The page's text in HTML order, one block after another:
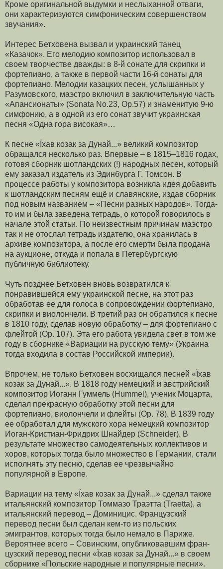
Кроме оригинальной вы­думки и неслыханной отваги,
они характеризуются симфоническим совершенством
зву­чания».
Интерес Бетховена вызвал и украинский танец
«Казачок». Его мелодию композитор использовал в
своем творчестве дважды: в 8-й сонате для скрипки и
фортепиано, а также в первой части 16-й сонаты для
фортепиано. Мелодии казацких песен, услышанных у
Разумовского, маэстро включил в заключительную часть
«Апансионаты» (Sonata No.23, Op.57) и знаменитую 9-ю
симфонию, а в одной из его сонат звучит украинская
песня «Одна гора високая»…
К песне «Їхав козак за Дунай...» великий композитор
обращался несколько раз. Впервые – в 1815–1816 годах,
готовя сборник шотландских (!) народных песен, который
ему заказал издатель из Эдинбурга Г. Томсон. В
процессе работы у ком­позитора возникла идея добавить
к шотландским песням ещё и славянские, из­дав сборник
под новым названием – «Песни разных народов». Тогда-
то им и была заведена тетрадь, о которой говорилось в
начале этой статьи. По неизвестным при­чинам маэстро
так и не отослал тетрадь издателю, она хранилась в
архиве компо­зитора, а после его смерти была продана
на аукционе, откуда и попала в Петер­бургскую
публичную библиотеку.
Чуть позднее Бетховен вновь возвратился к
понравившейся ему украинской песне, на этот раз
обработав ее для голоса в сопровождении фортепиано,
скрипки и виолончели. В третий раз он обратился к песне
в 1810 году, сделав новую об­работку – для фортепиано с
флейтой (Op. 107). Эта его работа увидела свет в том же
году в сборнике «Вариации на русскую тему» (Украина
тогда входила в состав Российской империи).
Впрочем, не только Бетховен восхищался песней «Їхав
козак за Дунай...». В 1818 году немецкий и австрийский
композитор Иоганн Гуммель (Hummel), ученик Моцарта,
сделал прекрасную обработку этой песни для
фортепиано, виолончели и флейты (Op. 78). В 1839 году
ее обработал для мужского хора немецкий композитор
Иоган-Кристиан-Фридрих Шнайдер (Schneider). В
результате множество самодеятельных кол­лективов и
хоров, которых тогда было множество в Германии, стали
исполнять эту песню, сделав ее чрезвычайно
популярной в Европе.
Вариации на тему «Їхав козак за Дунай...» сделал также
итальянский компози­тор Томмазо Траэтта (Traetta), а
итальянский перевод – Доминицис. Французский
перевод песни был сделан кем-то из польских
эмигрантов, которых тогда было немало в Париже.
Вероятнее всего – Совинским, опубликовавшим фран­
цузский перевод песни «Їхав козак за Дунай...» в своем
сборнике «Польские народ­ные и популярные песни».